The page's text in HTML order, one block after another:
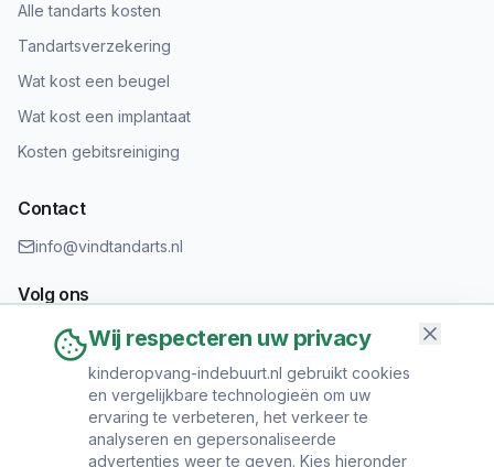
Alle tandarts kosten
Tandartsverzekering
Wat kost een beugel
Wat kost een implantaat
Kosten gebitsreiniging
Contact
info@vindtandarts.nl
Volg ons
Informatie toevoegen?
Heeft u een tandartspraktijk? Neem contact op om uw praktijk
toe te voegen.
Wij respecteren uw privacy
kinderopvang-indebuurt.nl gebruikt cookies
en vergelijkbare technologieën om uw
ervaring te verbeteren, het verkeer te
analyseren en gepersonaliseerde
advertenties weer te geven. Kies hieronder